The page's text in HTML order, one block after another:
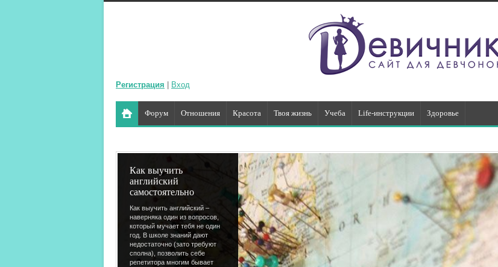
Регистрация Вход
Форум Отношения Красота Твоя жизнь Учеба Life-инструкции Здоровье
Как выучить
английский
самостоятельно
Как выучить английский –
наверняка один из вопросов,
который мучает тебя не один
год. В школе знаний дают
недостаточно (зато требуют
сполна), позволить себе
репетитора многим бывает